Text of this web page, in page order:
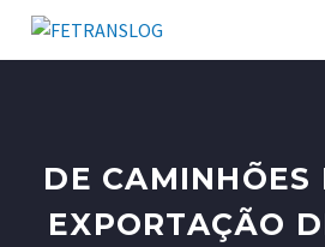
DE CAMINHÕES
EXPORTAÇÃO